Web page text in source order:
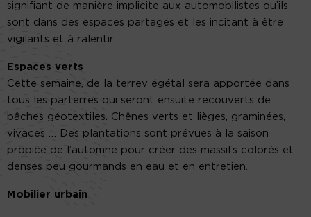
signifiant de manière implicite aux automobilistes qu’ils
sont dans des espaces partagés et les incitant à être
vigilants et à ralentir.
Espaces verts
Cette semaine, de la terrev égétal sera apportée dans
tous les parterres qui seront ensuite recouverts de
bâches géotextiles. Chênes verts et lièges, graminées,
vivaces … Des plantations sont prévues à la saison
propice de l’automne pour créer des massifs colorés et
denses peu gourmands en eau et en entretien.
Mobilier urbain